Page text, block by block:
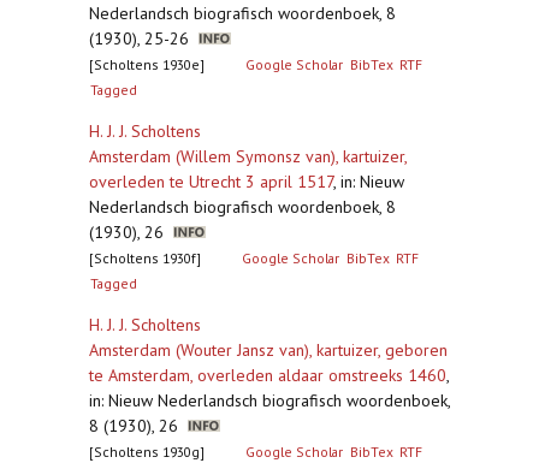
Nederlandsch biografisch woordenboek, 8
(1930), 25-26
[Scholtens 1930e] Google Scholar BibTex RTF
Tagged
H. J. J. Scholtens
Amsterdam (Willem Symonsz van), kartuizer,
overleden te Utrecht 3 april 1517, in: Nieuw
Nederlandsch biografisch woordenboek, 8
(1930), 26
[Scholtens 1930f] Google Scholar BibTex RTF
Tagged
H. J. J. Scholtens
Amsterdam (Wouter Jansz van), kartuizer, geboren
te Amsterdam, overleden aldaar omstreeks 1460,
in: Nieuw Nederlandsch biografisch woordenboek,
8 (1930), 26
[Scholtens 1930g] Google Scholar BibTex RTF